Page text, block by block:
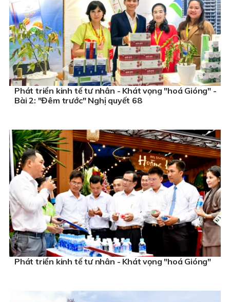
Phát triển kinh tế tư nhân - Khát vọng "hoá Gióng" -
Bài 2: "Đêm trước" Nghị quyết 68
Phát triển kinh tế tư nhân - Khát vọng "hoá Gióng"